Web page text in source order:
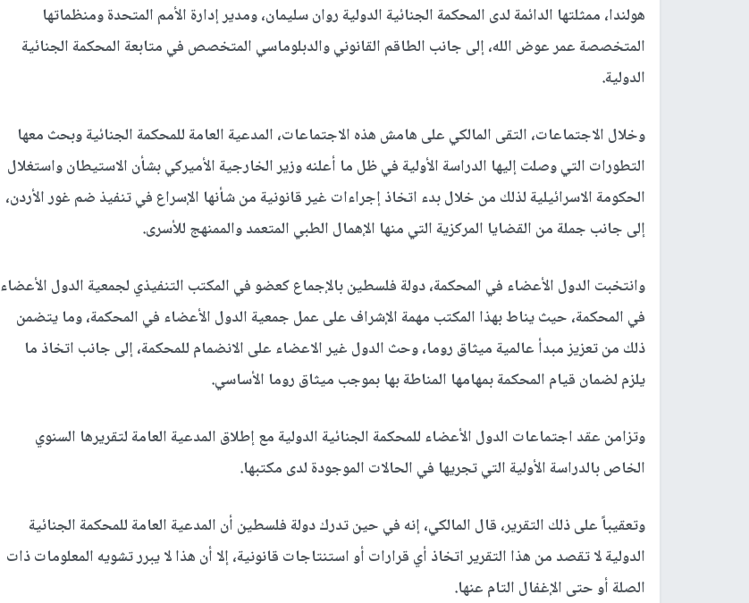
هولندا، ممثلتها الدائمة لدى المحكمة الجنائية الدولية روان سليمان، ومدير إدارة الأمم المتحدة ومنظماتها
المتخصصة عمر عوض الله، إلى جانب الطاقم القانوني والدبلوماسي المتخصص في متابعة المحكمة الجنائية
الدولية.
وخلال الاجتماعات، التقى المالكي على هامش هذه الاجتماعات، المدعية العامة للمحكمة الجنائية وبحث معها
التطورات التي وصلت إليها الدراسة الأولية في ظل ما أعلنه وزير الخارجية الأميركي بشأن الاستيطان واستغلال
الحكومة الاسرائيلية لذلك من خلال بدء اتخاذ إجراءات غير قانونية من شأنها الإسراع في تنفيذ ضم غور الأردن،
إلى جانب جملة من القضايا المركزية التي منها الإهمال الطبي المتعمد والممنهج للأسرى.
وانتخبت الدول الأعضاء في المحكمة، دولة فلسطين بالإجماع كعضو في المكتب التنفيذي لجمعية الدول الأعضاء
في المحكمة، حيث يناط بهذا المكتب مهمة الإشراف على عمل جمعية الدول الأعضاء في المحكمة، وما يتضمن
ذلك من تعزيز مبدأ عالمية ميثاق روما، وحث الدول غير الاعضاء على الانضمام للمحكمة، إلى جانب اتخاذ ما
يلزم لضمان قيام المحكمة بمهامها المناطة بها بموجب ميثاق روما الأساسي.
وتزامن عقد اجتماعات الدول الأعضاء للمحكمة الجنائية الدولية مع إطلاق المدعية العامة لتقريرها السنوي
الخاص بالدراسة الأولية التي تجريها في الحالات الموجودة لدى مكتبها.
وتعقيباً على ذلك التقرير، قال المالكي، إنه في حين تدرك دولة فلسطين أن المدعية العامة للمحكمة الجنائية
الدولية لا تقصد من هذا التقرير اتخاذ أي قرارات أو استنتاجات قانونية، إلا أن هذا لا يبرر تشويه المعلومات ذات
الصلة أو حتى الإغفال التام عنها.